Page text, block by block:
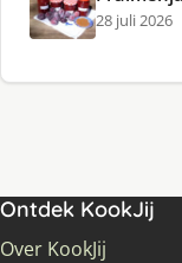
28 juli 2026
Ontdek KookJij
Over KookJij